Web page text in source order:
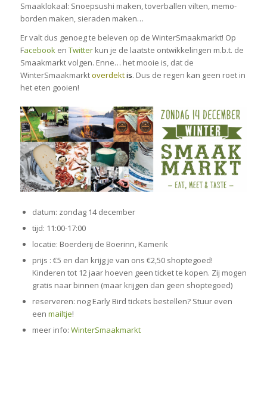
Smaaklokaal: Snoepsushi maken, toverballen vilten, memo-
borden maken, sieraden maken…
Er valt dus genoeg te beleven op de WinterSmaakmarkt! Op
Facebooken Twitterkun je de laatste ontwikkelingen m.b.t. de
Smaakmarkt volgen. Enne… het mooie is, dat de
WinterSmaakmarktoverdektis. Dus de regen kan geen roet in
het eten gooien!
datum: zondag 14 december
tijd: 11:00-17:00
locatie: Boerderij de Boerinn, Kamerik
prijs : €5 en dan krijg je van ons €2,50 shoptegoed!
Kinderen tot 12 jaar hoeven geen ticket te kopen. Zij mogen
gratis naar binnen (maar krijgen dan geen shoptegoed)
reserveren: nog Early Bird tickets bestellen? Stuur even
een mailtje!
meer info: WinterSmaakmarkt